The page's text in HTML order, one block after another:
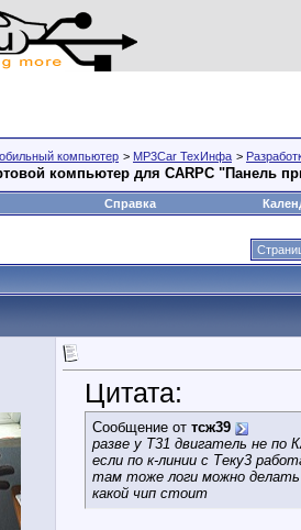
компьютер > MP3Car ТехИнфа >
компьютер для CARPC "Панель
Справка
Цитата:
Сообщение от тсж39
разве у Т31 двигатель не по
если по к-линии с Теку3
там тоже логи можно делать
какой чип стоит